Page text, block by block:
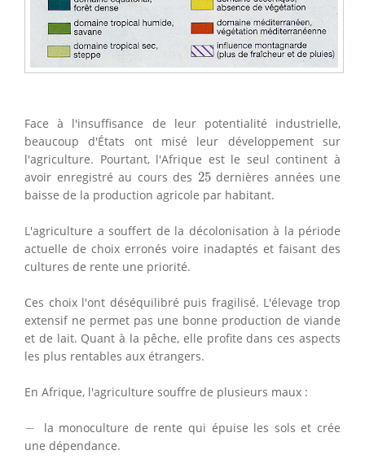
Face à l'insuffisance de leur potentialité industrielle,
beaucoup d'États ont misé leur développement sur
l'agriculture. Pourtant, l'Afrique est le seul continent à
avoir enregistré au cours des 25
25dernières années une
baisse de la production agricole par habitant.
L'agriculture a souffert de la décolonisation à la période
actuelle de choix erronés voire inadaptés et faisant des
cultures de rente une priorité.
Ces choix l'ont déséquilibré puis fragilisé. L'élevage trop
extensif ne permet pas une bonne production de viande
et de lait. Quant à la pêche, elle profite dans ces aspects
les plus rentables aux étrangers.
En Afrique, l'agriculture souffre de plusieurs maux :
−
la monoculture de rente qui épuise les sols et crée
une dépendance.